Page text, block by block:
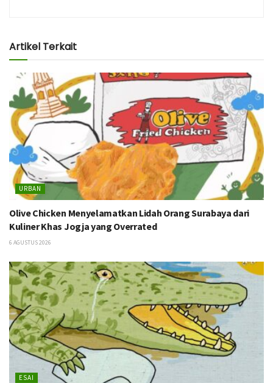
Artikel Terkait
URBAN
Olive Chicken Menyelamatkan Lidah Orang Surabaya dari
Kuliner Khas Jogja yang Overrated
6 AGUSTUS 2026
ESAI